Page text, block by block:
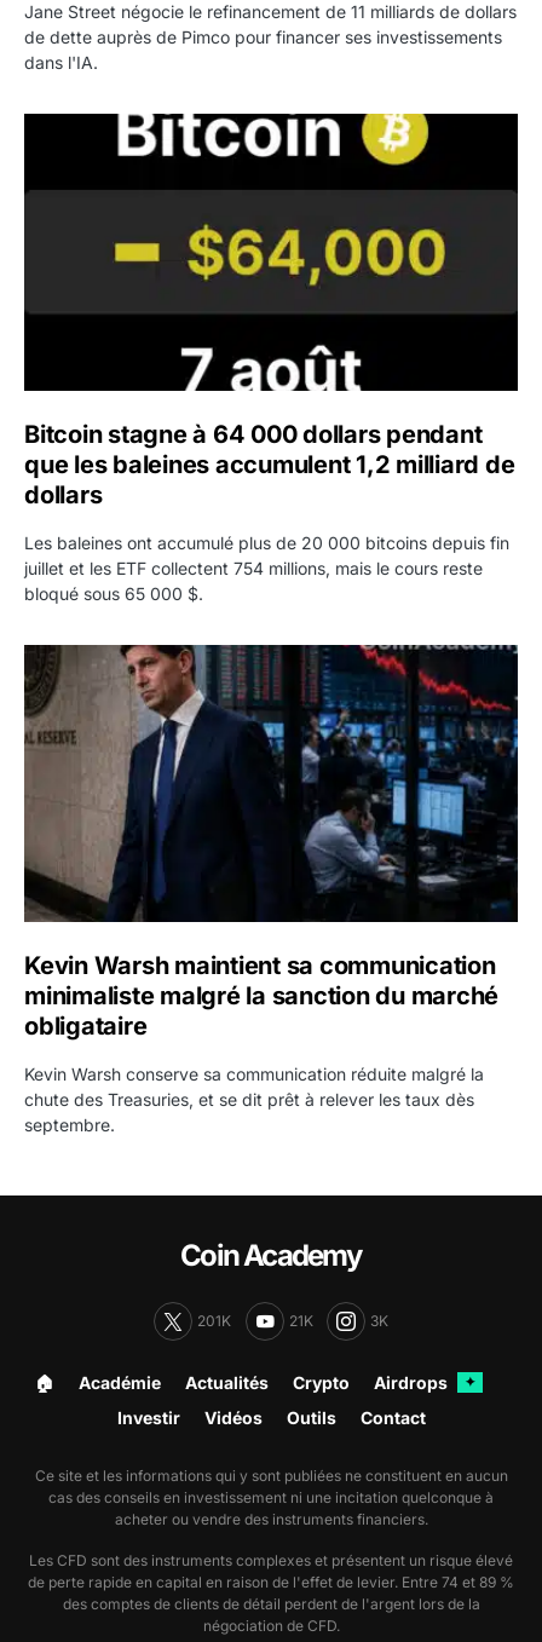
Jane Street négocie le refinancement de 11 milliards de dollars
de dette auprès de Pimco pour financer ses investissements
dans l'IA.
Bitcoin stagne à 64 000 dollars pendant que les
Bitcoin stagne à 64 000 dollars pendant
que les baleines accumulent 1,2 milliard de
dollars
Les baleines ont accumulé plus de 20 000 bitcoins depuis fin
juillet et les ETF collectent 754 millions, mais le cours reste
bloqué sous 65 000 $.
Kevin Warsh maintient sa communication minimaliste
Kevin Warsh maintient sa communication
minimaliste malgré la sanction du marché
obligataire
Kevin Warsh conserve sa communication réduite malgré la
chute des Treasuries, et se dit prêt à relever les taux dès
septembre.
Coin Academy
201K 21K 3K
🏠︎ Académie Actualités Crypto Airdrops ✦
Investir Vidéos Outils Contact
Ce site et les informations qui y sont publiées ne constituent en aucun
cas des conseils en investissement ni une incitation quelconque à
acheter ou vendre des instruments financiers.
Les CFD sont des instruments complexes et présentent un risque élevé
de perte rapide en capital en raison de l'effet de levier. Entre 74 et 89 %
des comptes de clients de détail perdent de l'argent lors de la
négociation de CFD.